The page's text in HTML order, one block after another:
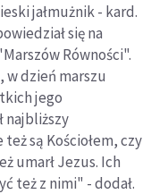
jałmużnik - kard.
się na
Równości".
w dzień marszu
jego
najbliższy
są Kościołem, czy
umarł Jezus. Ich
też z nimi" - dodał.